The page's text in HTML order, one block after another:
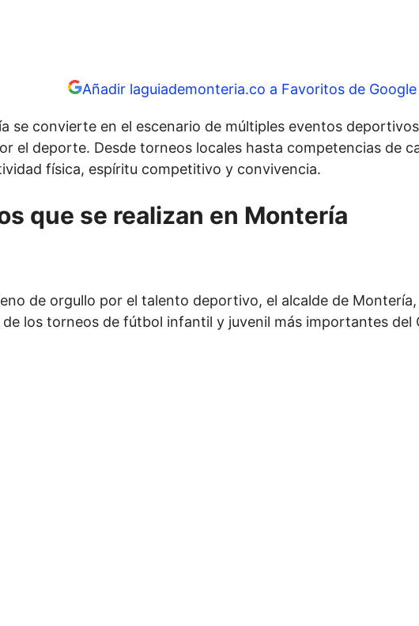
Añadir laguiademonteria.co a Favoritos de Google
se convierte en el escenario de múltiples eventos
el deporte. Desde torneos locales hasta competencias de
física, espíritu competitivo y convivencia.
que se realizan en Montería
de orgullo por el talento deportivo, el alcalde de
de los torneos de fútbol infantil y juvenil más importantes del